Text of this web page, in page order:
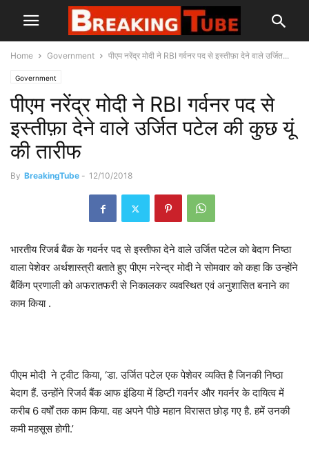
Home Government पीएम नरेंद्र मोदी ने RBI गर्वनर पद से इस्तीफ़ा देने वाले उर्जित...
Government
पीएम नरेंद्र मोदी ने RBI गर्वनर पद से
इस्तीफ़ा देने वाले उर्जित पटेल की कुछ यूं
की तारीफ
By BreakingTube - 12/10/2018
भारतीय रिजर्ब बैंक के गवर्नर पद से इस्तीफा देने वाले उर्जित पटेल को बेदाग निष्ठा
वाला पेशेवर अर्थशास्त्री बताते हुए पीएम नरेन्द्र मोदी ने सोमवार को कहा कि उन्होंने
बैंकिंग प्रणाली को अफरातफरी से निकालकर व्यवस्थित एवं अनुशासित बनाने का
काम किया .
पीएम मोदी ने ट्वीट किया, ‘डा. उर्जित पटेल एक पेशेवर व्यक्ति है जिनकी निष्ठा
बेदाग हैं. उन्होंने रिजर्व बैंक आफ इंडिया में डिप्टी गवर्नर और गवर्नर के दायित्व में
करीब 6 वर्षों तक काम किया. वह अपने पीछे महान विरासत छोड़ गए है. हमें उनकी
कमी महसूस होगी.’